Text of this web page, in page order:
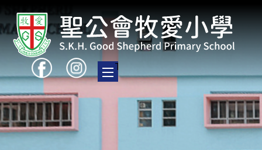
Toggle main menu visibility